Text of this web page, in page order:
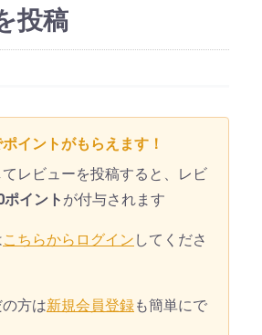
投稿
イントがもらえます！
レビューを投稿すると、レビ
ポイント が付与されます
こちらからログイン してくださ
方は新規会員登録も簡単にで